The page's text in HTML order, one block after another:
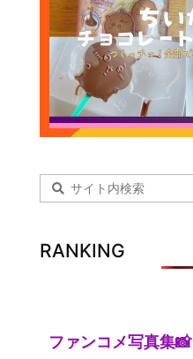
RANKING
ファンコメ写真集📸